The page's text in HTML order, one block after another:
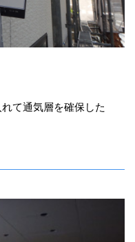
て通気層を確保した